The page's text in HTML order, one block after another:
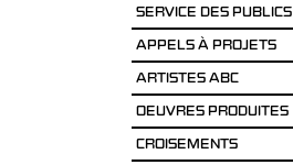
SERVICE DES PUBLICS
APPELS À PROJETS
ARTISTES ABC
OEUVRES PRODUITES
CROISEMENTS